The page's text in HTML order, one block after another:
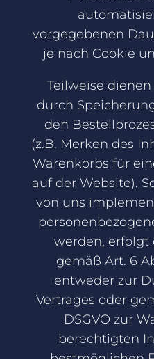
vorgegebenen
je nach Cookie
Teilweise
durch
den
(z.B. Merken des
Warenkorbs für
auf der Website).
von uns
werden, erfolgt
gemäß Art. 6
entweder zur
Vertrages oder
DSGVO zur
berechtigten